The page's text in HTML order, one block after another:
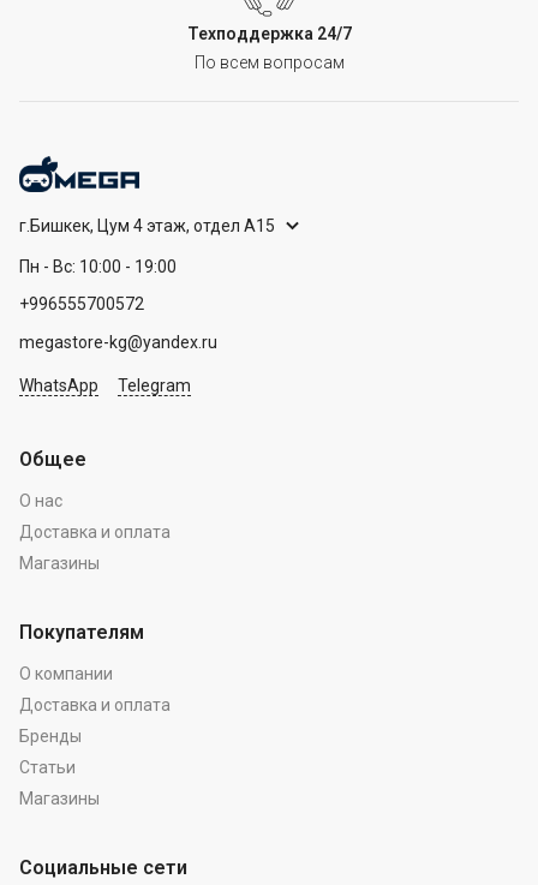
Техподдержка 24/7
По всем вопросам
г.Бишкек, Цум 4 этаж, отдел А15
Пн - Вс: 10:00 - 19:00
+996555700572
megastore-kg@yandex.ru
WhatsApp Telegram
Общее
О нас
Доставка и оплата
Магазины
Покупателям
О компании
Доставка и оплата
Бренды
Статьи
Магазины
Социальные сети